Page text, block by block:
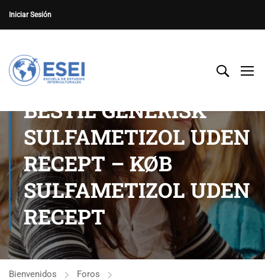
Iniciar Sesión
BESTIL GENERISK
SULFAMETIZOL UDEN
RECEPT – KØB
SULFAMETIZOL UDEN
RECEPT
Bienvenidos
Foros